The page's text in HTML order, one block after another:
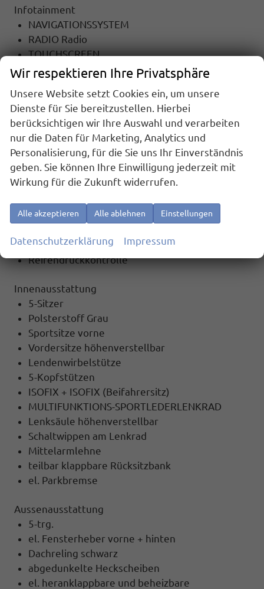
Infotainment
NAVIGATIONSSYSTEM
RADIO Radio
TOUCHSCREEN
Radiobedienung am Lenkrad
USB-Anschluss
Apple Car Play
Android Auto
Freisprecheinrichtung
Bluetooth
Sicherheit
Notrufsystem
el. Wegfahrsperre
Reifendruckkontrolle
Innenausstattung
5-Sitzer
Polsterstoff Grau
Sportsitze vorne
Vordersitze höhenverstellbar
Lendenwirbelstütze
5-Kopfstützen
ISOFIX + ISOFIX (Beifahrersitz)
MULTIFUNKTIONS-SPORTLEDERLENKRAD
Lenksäule höhenverstellbar
Schaltwippen am Lenkrad
Mittelarmlehne
teilbar klappbare Rücksitzbank
el. Parkbremse
Aussenausstattung
5-trg.
el. Fensterheber vorne + hinten
Dachreling schwarz
abgedunkelte Heckscheiben
el. heranklappbare und beheizbare
Wir respektieren Ihre Privatsphäre
Unsere Website setzt Cookies ein, um unsere
Dienste für Sie bereitzustellen. Hierbei
berücksichtigen wir Ihre Auswahl und verarbeiten
nur die Daten für Marketing, Analytics und
Personalisierung, für die Sie uns Ihr Einverständnis
geben. Sie können Ihre Einwilligung jederzeit mit
Wirkung für die Zukunft widerrufen.
Alle akzeptieren Alle ablehnen Einstellungen
Datenschutzerklärung Impressum